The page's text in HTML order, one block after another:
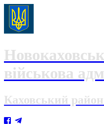
військова
Каховський район